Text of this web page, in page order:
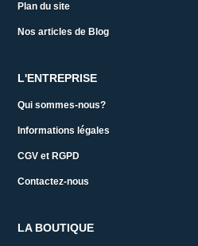
Plan du site
Nos articles de Blog
L'ENTREPRISE
Qui sommes-nous?
Informations légales
CGV et RGPD
Contactez-nous
LA BOUTIQUE